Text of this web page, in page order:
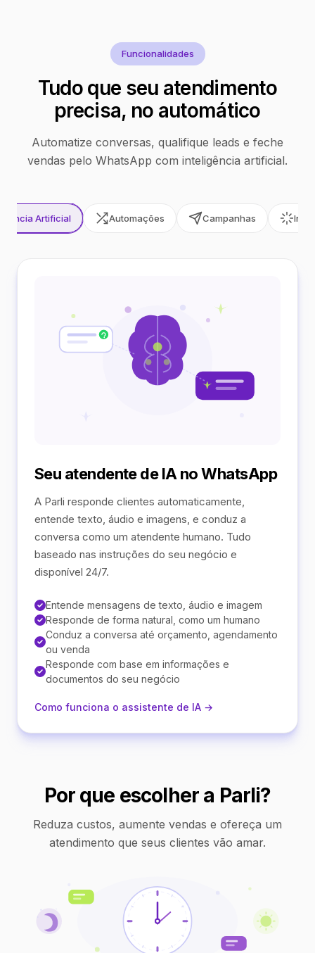
Funcionalidades
Tudo que seu atendimento
precisa, no automático
Automatize conversas, qualifique leads e feche
vendas pelo WhatsApp com inteligência artificial.
Artificial Automações Campanhas
Seu atendente de IA no WhatsApp
A Parli responde clientes automaticamente,
entende texto, áudio e imagens, e conduz a
conversa como um atendente humano. Tudo
baseado nas instruções do seu negócio e
disponível 24/7.
Entende mensagens de texto, áudio e imagem
Responde de forma natural, como um humano
Conduz a conversa até orçamento, agendamento
ou venda
Responde com base em informações e
documentos do seu negócio
Como funciona o assistente de IA →
Por que escolher a Parli?
Reduza custos, aumente vendas e ofereça um
atendimento que seus clientes vão amar.